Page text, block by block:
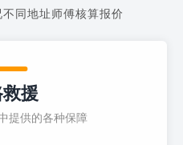
同地址师傅核算报价
援
提供的各种保障